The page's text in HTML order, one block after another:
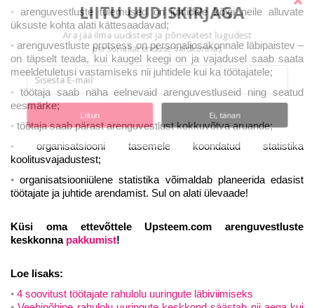
arenguvestluste tulemused on juhtidele kõigi neile alluvate
üksuste kohta alati kättesaadavad;
arenguvestluste protsess on personaliosakonnale läbipaistev –
on täpselt teada, kui kaugel keegi on ja vajadusel saab saata
meeldetuletusi vastamiseks nii juhtidele kui ka töötajatele;
töötaja saab näha eelnevaid arenguvestluseid ning seatud
eesmärke;
töötaja saab pärast arenguvestlust kokkuvõtva aruande;
organisatsiooni tasemele koondatud statistika
koolitusvajadustest;
organisatsiooniülene statistika võimaldab planeerida edasist
töötajate ja juhtide arendamist. Sul on alati ülevaade!
Küsi oma ettevõttele Upsteem.com arenguvestluste
keskkonna pakkumist!
Loe lisaks:
4 soovitust töötajate rahulolu uuringute läbiviimiseks
LIITU UUDISKIRJAGA
Ära jää ilma uudistest ja põnevatest lugudest
personaliarenduse valdkonnas
Ei, tänan
Liitun